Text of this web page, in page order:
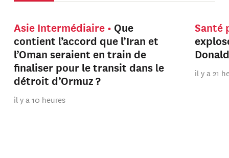
Asie Intermédiaire
Que
contient l’accord que l’Iran et
l’Oman seraient en train de
finaliser pour le transit dans le
détroit d’Ormuz ?
il y a 10 heures
Santé
il y a 21